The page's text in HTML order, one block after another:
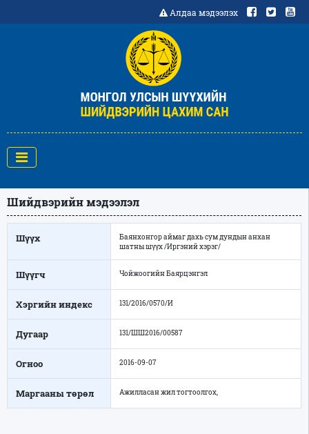
Алдаа мэдээлэх
Шийдвэрийн мэдээлэл
Шүүх
Баянхонгор аймаг дахь сум дундын анхан
шатны шүүх /Иргэний хэрэг/
Шүүгч Чойжоогийн Баярцэнгэл
Хэргийн индекс 131/2016/0570/И
Дугаар 131/ШШ2016/00587
Огноо 2016-09-07
Маргааны төрөл Ажилласан жил тогтоолгох,